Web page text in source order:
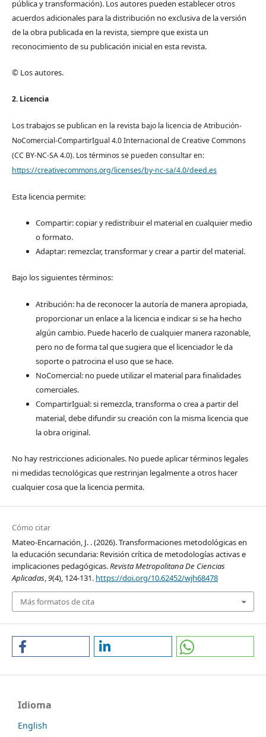
pública y transformación). Los autores pueden establecer otros
acuerdos adicionales para la distribución no exclusiva de la versión
de la obra publicada en la revista, siempre que exista un
reconocimiento de su publicación inicial en esta revista.
© Los autores.
2. Licencia
Los trabajos se publican en la revista bajo la licencia de Atribución-
NoComercial-CompartirIgual 4.0 Internacional de Creative Commons
(CC BY-NC-SA 4.0). Los términos se pueden consultar en:
https://creativecommons.org/licenses/by-nc-sa/4.0/deed.es
Esta licencia permite:
Compartir: copiar y redistribuir el material en cualquier medio
o formato.
Adaptar: remezclar, transformar y crear a partir del material.
Bajo los siguientes términos:
Atribución: ha de reconocer la autoría de manera apropiada,
proporcionar un enlace a la licencia e indicar si se ha hecho
algún cambio. Puede hacerlo de cualquier manera razonable,
pero no de forma tal que sugiera que el licenciador le da
soporte o patrocina el uso que se hace.
NoComercial: no puede utilizar el material para finalidades
comerciales.
CompartirIgual: si remezcla, transforma o crea a partir del
material, debe difundir su creación con la misma licencia que
la obra original.
No hay restricciones adicionales. No puede aplicar términos legales
ni medidas tecnológicas que restrinjan legalmente a otros hacer
cualquier cosa que la licencia permita.
Cómo citar
Mateo-Encarnación, J. . (2026). Transformaciones metodológicas en
la educación secundaria: Revisión crítica de metodologías activas e
implicaciones pedagógicas.Revista Metropolitana De Ciencias
Aplicadas, 9(4), 124-131. https://doi.org/10.62452/wjh68478
Más formatos de cita
Idioma
English